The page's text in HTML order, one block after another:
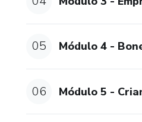
05 Módulo 4 -
06 Módulo 5 -